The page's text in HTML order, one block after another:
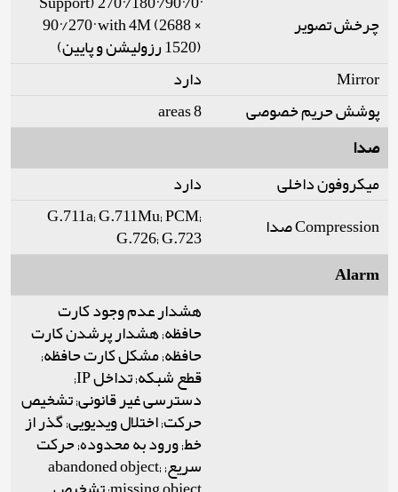
چرخش تصویر 90°/270° with 4M (2688 ×
1520) رزولیشن و پایین)
Mirror
دارد
پوشش حریم خصوصی
8 areas
صدا
میکروفون داخلی
دارد
Compression صدا
G.711a; G.711Mu; PCM;
G.726; G.723
Alarm
هشدار عدم وجود کارت
حافظه; هشدار پرشدن کارت
حافظه; مشکل کارت حافظه;
قطع شبکه; تداخل IP;
دسترسی غیر قانونی; تشخیص
حرکت; اختلال ویدیویی; گذر از
خط; ورود به محدوده; حرکت
سریع; abandoned object;